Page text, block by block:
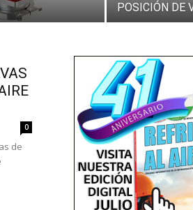
POSICIÓN DE
0
de